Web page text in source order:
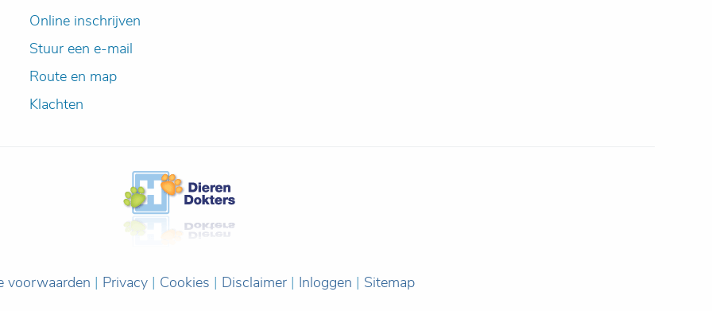
Online inschrijven
Stuur een e-mail
Route en map
Klachten
voorwaarden | Privacy | Cookies | Disclaimer | Inloggen | Sitemap